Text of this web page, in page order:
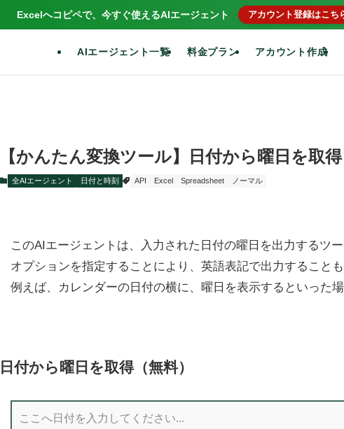
Excelへコピペで、今すぐ使えるAIエージェント アカウント登録はこち
AIエージェント一覧 料金プラン アカウント作成
【かんたん変換ツール】日付から曜日を取得
全AIエージェント 日付と時刻 API Excel Spreadsheet ノーマル
このAIエージェントは、入力された日付の曜日を出力するツ
オプションを指定することにより、英語表記で出力すること
例えば、カレンダーの日付の横に、曜日を表示するといった
日付から曜日を取得（無料）